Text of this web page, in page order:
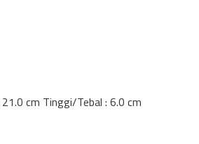
cm Tinggi/Tebal : 6.0 cm